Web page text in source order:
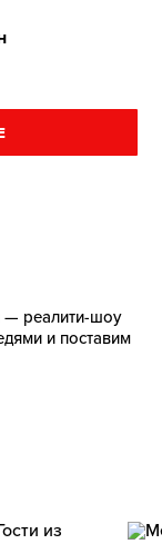
— реалити-шоу
и поставим